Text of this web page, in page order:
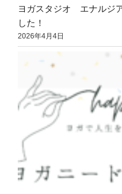
ヨガスタジオ エナルジ
した！
2026年4月4日